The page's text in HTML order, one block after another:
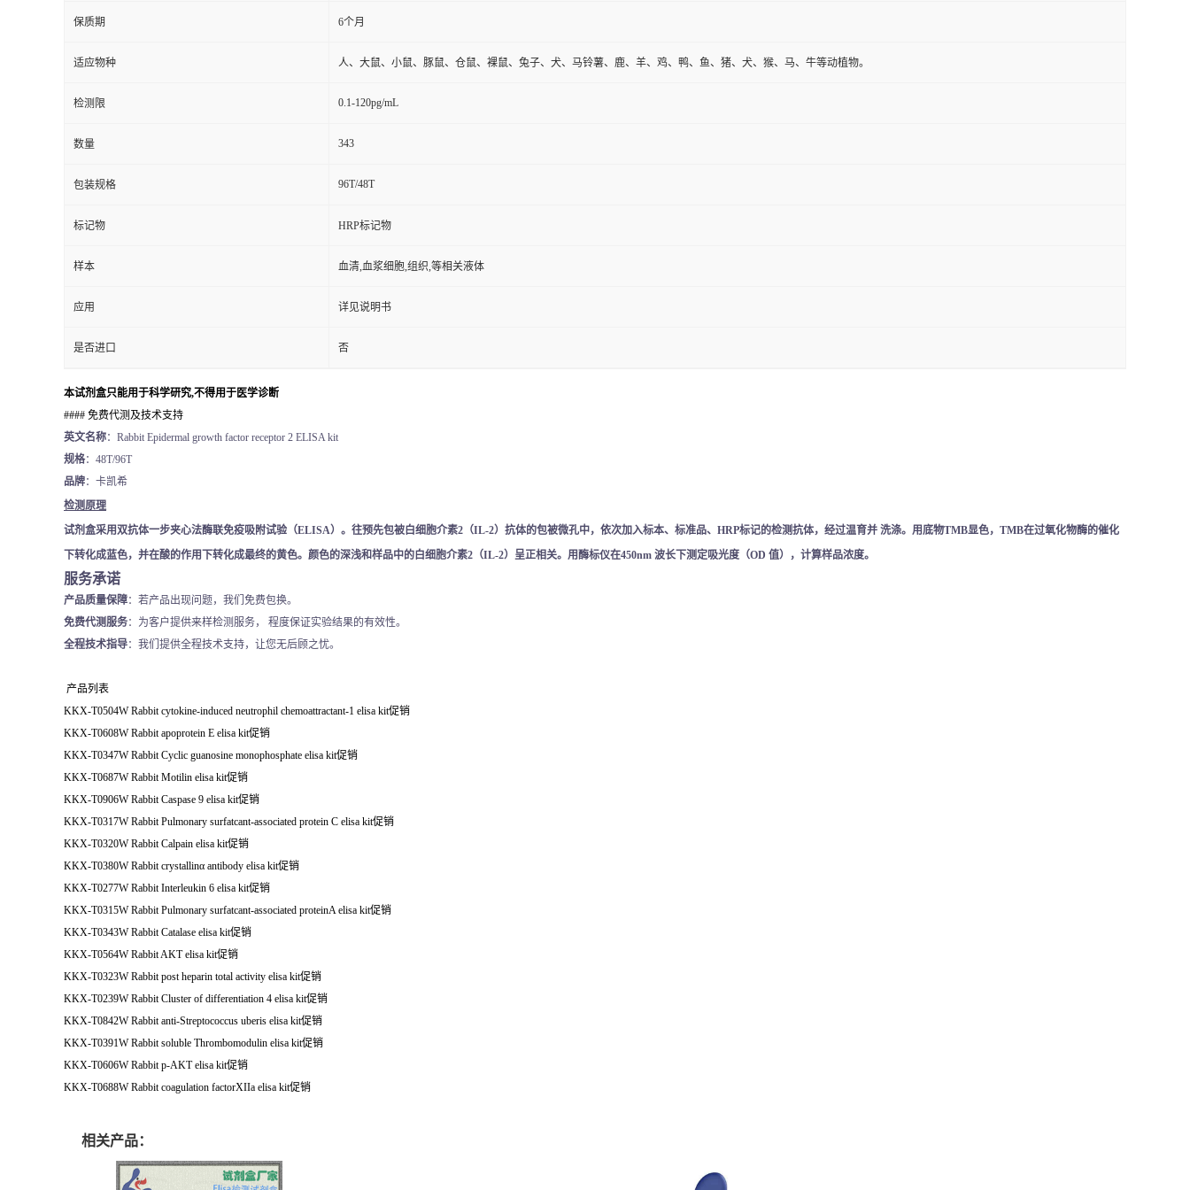
保质期 6个月
适应物种 人、大鼠、小鼠、豚鼠、仓鼠、裸鼠、兔子、犬、马铃薯、鹿、羊、鸡、鸭、鱼、猪、犬、猴、马、牛等动植物。
检测限 0.1-120pg/mL
数量 343
包装规格 96T/48T
标记物 HRP标记物
样本 血清,血浆细胞,组织,等相关液体
应用 详见说明书
是否进口 否
本试剂盒只能用于科学研究,不得用于医学诊断
#### 免费代测及技术支持
英文名称：Rabbit Epidermal growth factor receptor 2 ELISA kit
规格：48T/96T
品牌：卡凯希
检测原理
试剂盒采用双抗体一步夹心法酶联免疫吸附试验（ELISA）。往预先包被 白细胞介素2（IL-2） 抗体的包被微孔中，依次加入标本、标准品、 HRP标记的检测抗体，经过温育并 洗涤。用底物TMB显色，TMB在过氧化物酶的催化
下转化成蓝色，并在酸的作用下转化成最终的黄色。颜色的深浅和样品中的 白细胞介素2（IL-2） 呈正相关。用酶标仪在450nm 波长下测定吸光度（OD 值），计算样品浓度。
服务承诺
产品质量保障：若产品出现问题，我们免费包换。
免费代测服务：为客户提供来样检测服务， 程度保证实验结果的有效性。
全程技术指导：我们提供全程技术支持，让您无后顾之忧。
产品列表
KKX-T0504W Rabbit cytokine-induced neutrophil chemoattractant-1 elisa kit促销
KKX-T0608W Rabbit apoprotein E elisa kit促销
KKX-T0347W Rabbit Cyclic guanosine monophosphate elisa kit促销
KKX-T0687W Rabbit Motilin elisa kit促销
KKX-T0906W Rabbit Caspase 9 elisa kit促销
KKX-T0317W Rabbit Pulmonary surfatcant-associated protein C elisa kit促销
KKX-T0320W Rabbit Calpain elisa kit促销
KKX-T0380W Rabbit crystallinα antibody elisa kit促销
KKX-T0277W Rabbit Interleukin 6 elisa kit促销
KKX-T0315W Rabbit Pulmonary surfatcant-associated proteinA elisa kit促销
KKX-T0343W Rabbit Catalase elisa kit促销
KKX-T0564W Rabbit AKT elisa kit促销
KKX-T0323W Rabbit post heparin total activity elisa kit促销
KKX-T0239W Rabbit Cluster of differentiation 4 elisa kit促销
KKX-T0842W Rabbit anti-Streptococcus uberis elisa kit促销
KKX-T0391W Rabbit soluble Thrombomodulin elisa kit促销
KKX-T0606W Rabbit p-AKT elisa kit促销
KKX-T0688W Rabbit coagulation factorXIIa elisa kit促销
相关产品：